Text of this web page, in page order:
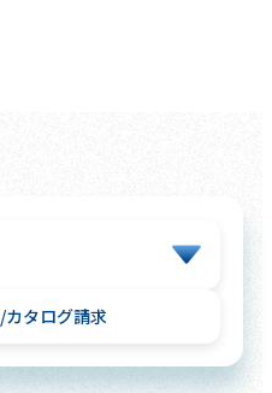
カタログ請求